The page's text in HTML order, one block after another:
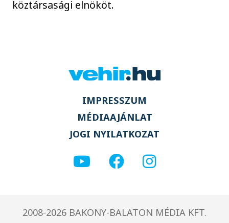
köztársasági elnököt.
IMPRESSZUM
MÉDIAAJÁNLAT
JOGI NYILATKOZAT
2008-2026 BAKONY-BALATON MÉDIA KFT.